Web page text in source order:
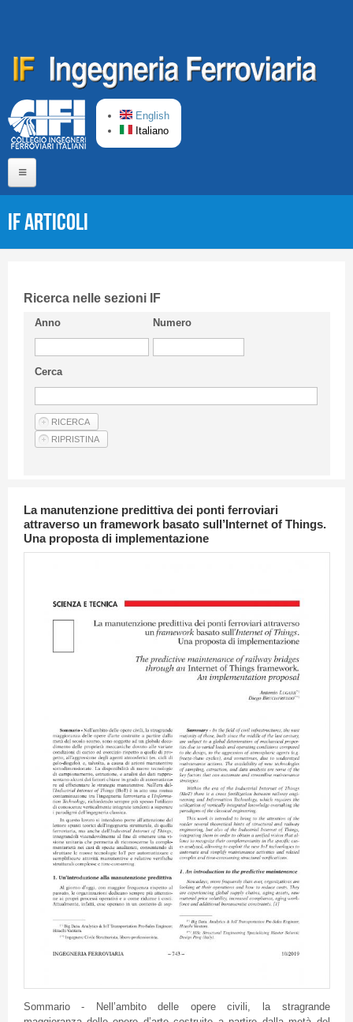
English
Italiano
CIFI in breve
Linee Guida
Privacy Policy
Articoli
IF Articoli
Ricerca nelle sezioni IF
Anno Numero
Cerca
La manutenzione predittiva dei ponti ferroviari
attraverso un framework basato sull’Internet of Things.
Una proposta di implementazione
Sommario - Nell’ambito delle opere civili, la stragrande